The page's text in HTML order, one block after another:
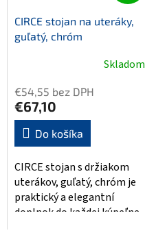
CIRCE stojan na uteráky,
guľatý, chróm
Skladom
€54,55 bez DPH
€67,10
Do košíka
CIRCE stojan s držiakom
uterákov, guľatý, chróm je
praktický a elegantní
doplnok do každej kúpeľne.